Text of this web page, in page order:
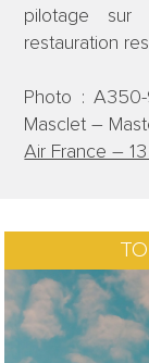
pilotage
restauration
Photo :
Masclet –
Air France –